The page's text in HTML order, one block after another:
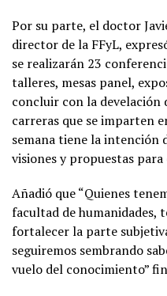
Por su parte, el doctor
director de la FFyL,
se realizarán 23
talleres, mesas panel,
concluir con la develación
carreras que se imparten
semana tiene la intención
visiones y propuestas
Añadió que “Quienes
facultad de humanidades,
fortalecer la parte
seguiremos sembrando
vuelo del conocimiento”